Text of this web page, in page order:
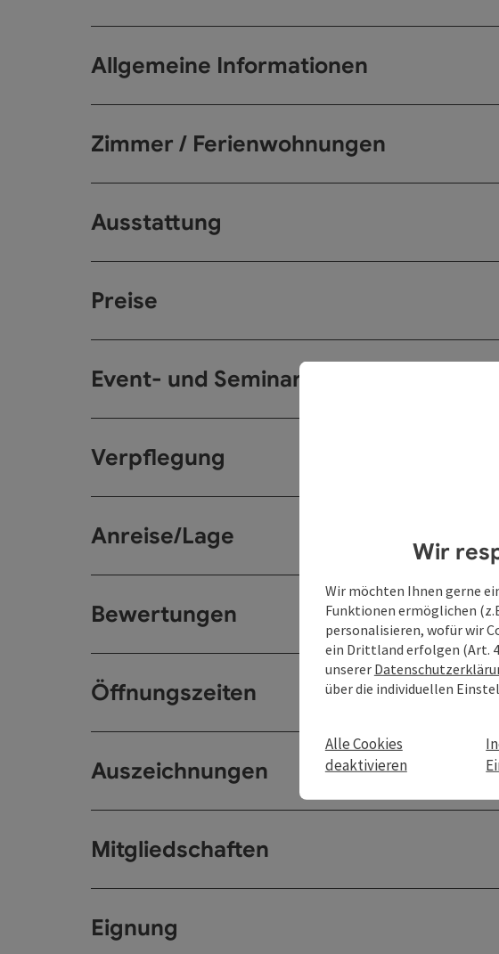
Allgemeine Informationen
Zimmer / Ferienwohnungen
Ausstattung
Preise
Event- und Seminarräume
Verpflegung
Anreise/Lage
Bewertungen
Öffnungszeiten
Auszeichnungen
Mitgliedschaften
Eignung
Wir
Wir möchten Ihnen gerne
Funktionen ermöglichen
personalisieren, wofür wir
ein Drittland erfolgen (Art.
unserer
über die individuellen
Alle Cookies
deaktivieren